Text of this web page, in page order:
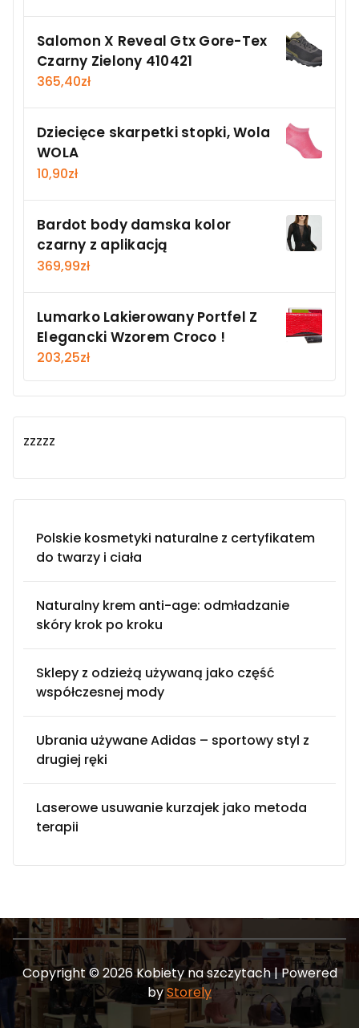
Salomon X Reveal Gtx Gore-Tex
Czarny Zielony 410421
365,40zł
Dziecięce skarpetki stopki, Wola
WOLA
10,90zł
Bardot body damska kolor
czarny z aplikacją
369,99zł
Lumarko Lakierowany Portfel Z
Elegancki Wzorem Croco !
203,25zł
zzzzz
Polskie kosmetyki naturalne z certyfikatem
do twarzy i ciała
Naturalny krem anti-age: odmładzanie
skóry krok po kroku
Sklepy z odzieżą używaną jako część
współczesnej mody
Ubrania używane Adidas – sportowy styl z
drugiej ręki
Laserowe usuwanie kurzajek jako metoda
terapii
Copyright © 2026 Kobiety na szczytach | Powered
byStorely